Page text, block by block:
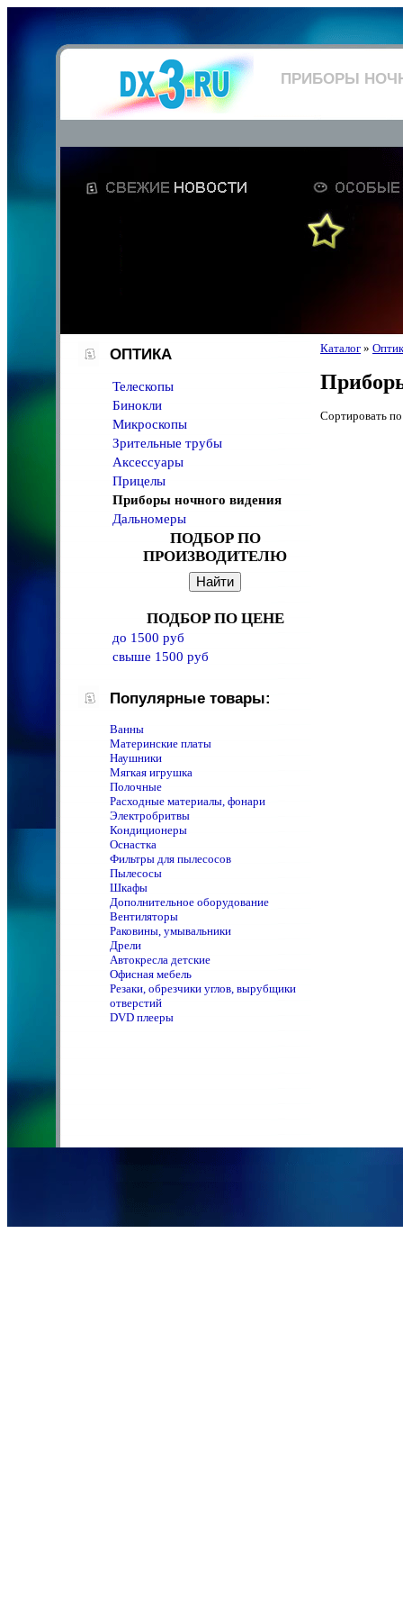
ПРИБОРЫ
ОПТИКА
Телескопы
Бинокли
Микроскопы
Зрительные трубы
Аксессуары
Прицелы
Приборы ночного видения
Дальномеры
ПОДБОР ПО
ПРОИЗВОДИТЕЛЮ
ПОДБОР ПО ЦЕНЕ
до 1500 руб
свыше 1500 руб
Популярные товары:
Ванны
Материнские платы
Наушники
Мягкая игрушка
Полочные
Расходные материалы, фонари
Электробритвы
Кондиционеры
Оснастка
Фильтры для пылесосов
Пылесосы
Шкафы
Дополнительное оборудование
Вентиляторы
Раковины, умывальники
Дрели
Автокресла детские
Офисная мебель
Резаки, обрезчики углов, вырубщики
отверстий
DVD плееры
Каталог »
Сортировать